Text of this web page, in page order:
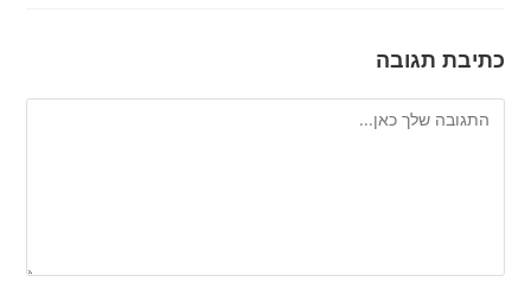
כתיבת תגובה
להגיב